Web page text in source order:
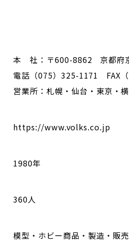
本 社：〒600-8862 京都府
電話（075）325-1171 FAX
営業所：札幌・仙台・東京・
https://www.volks.co.jp
1980年
360人
模型・ホビー商品・製造・販